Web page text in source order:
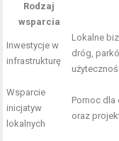
Rodzaj
wsparcia
Inwestycje w
infrastrukturę
Lokalne
dróg,
Wsparcie
inicjatyw
lokalnych
Pomoc dla
oraz